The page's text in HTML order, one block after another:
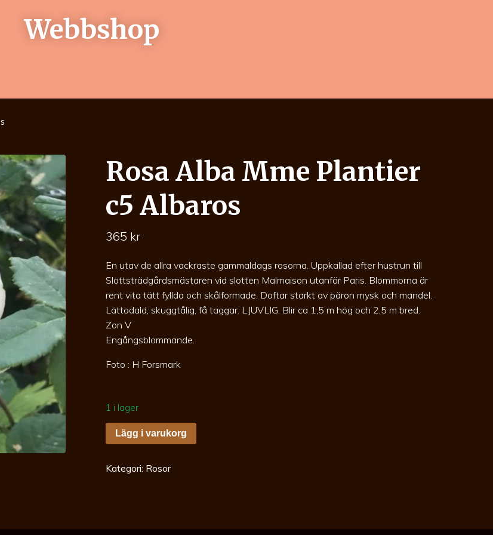
Webbshop
Rosa Alba Mme Plantier
c5 Albaros
365 kr
En utav de allra vackraste gammaldags rosorna. Uppkallad efter hustrun till
Slottsträdgårdsmästaren vid slotten Malmaison utanför Paris. Blommorna är
rent vita tätt fyllda och skålformade. Doftar starkt av päron mysk och mandel.
Lättodald, skuggtålig, få taggar. LJUVLIG. Blir ca 1,5 m hög och 2,5 m bred.
Zon V
Engångsblommande.
Foto : H Forsmark
1 i lager
Rosa
Alba
Mme
c5
Albaros
Lägg i varukorg
Kategori: Rosor